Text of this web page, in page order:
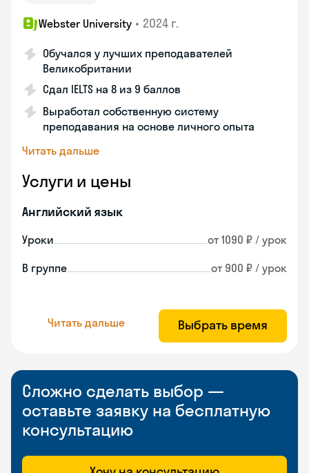
Webster University • 2024 г.
Обучался у лучших преподавателей
Великобритании
Сдал IELTS на 8 из 9 баллов
Выработал собственную систему
преподавания на основе личного опыта
Читать дальше
Услуги и цены
Английский язык
Уроки от 1090 ₽ / урок
В группе от 900 ₽ / урок
Читать дальше Выбрать время
Сложно сделать выбор —
оставьте заявку на бесплатную
консультацию